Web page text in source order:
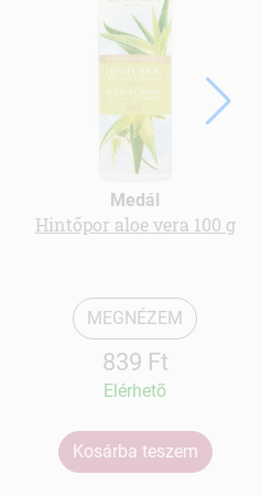
Medál
Hintőpor aloe vera 100 g
MEGNÉZEM
839 Ft
Elérhetõ
Kosárba teszem